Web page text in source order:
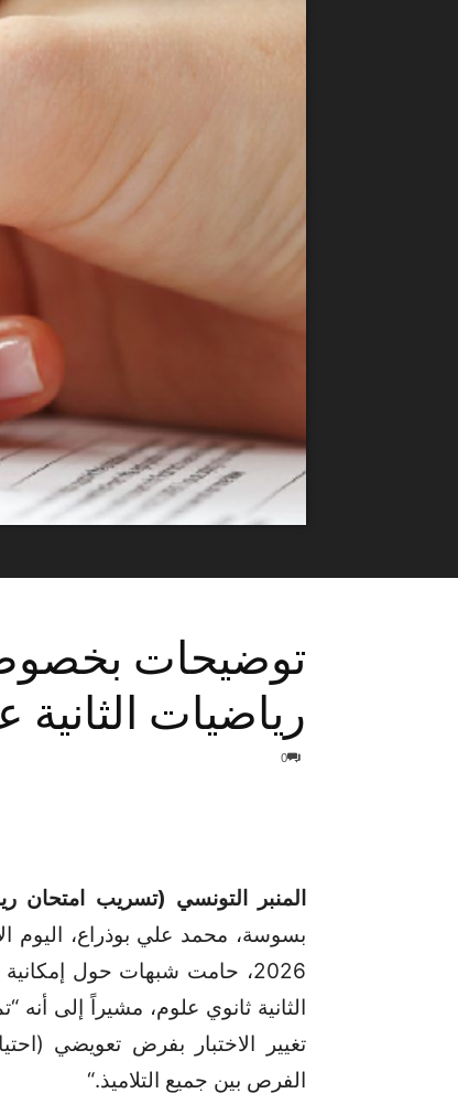
توضيحات
رياضيات الثانية
0
المنبر التونسي (تسريب امتحان
2026، حامت شبهات حول
الثانية ثانوي علوم، مشيراً إلى
تغيير الاختبار بفرض تعويضي
الفرص بين جميع التلاميذ“.